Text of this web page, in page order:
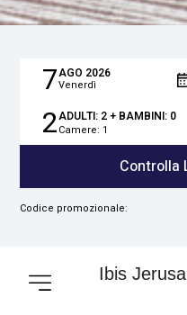
7AGO 2026
Venerdì
Totale
2ADULTI: 2+ BAMBINI: 0
Camere: 1
Codice promozionale:
Controlla
Ibis